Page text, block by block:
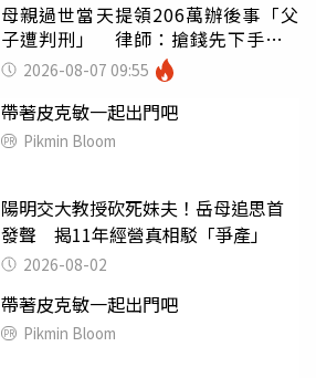
母親過世當天提領206萬辦後事「父
子遭判刑」 律師：搶錢先下手是
罪 2026-08-07 09:55
帶著皮克敏一起出門吧
Pikmin Bloom
陽明交大教授砍死妹夫！岳母追思首
發聲 揭11年經營真相駁「爭產」
2026-08-02
帶著皮克敏一起出門吧
Pikmin Bloom